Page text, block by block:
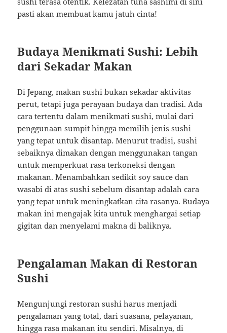
pasti akan membuat kamu jatuh cinta!
Budaya Menikmati Sushi: Lebih
dari Sekadar Makan
Di Jepang, makan sushi bukan sekadar aktivitas
perut, tetapi juga perayaan budaya dan tradisi. Ada
cara tertentu dalam menikmati sushi, mulai dari
penggunaan sumpit hingga memilih jenis sushi
yang tepat untuk disantap. Menurut tradisi, sushi
sebaiknya dimakan dengan menggunakan tangan
untuk memperkuat rasa terkoneksi dengan
makanan. Menambahkan sedikit soy sauce dan
wasabi di atas sushi sebelum disantap adalah cara
yang tepat untuk meningkatkan cita rasanya. Budaya
makan ini mengajak kita untuk menghargai setiap
gigitan dan menyelami makna di baliknya.
Pengalaman Makan di Restoran
Sushi
Mengunjungi restoran sushi harus menjadi
pengalaman yang total, dari suasana, pelayanan,
hingga rasa makanan itu sendiri. Misalnya, di